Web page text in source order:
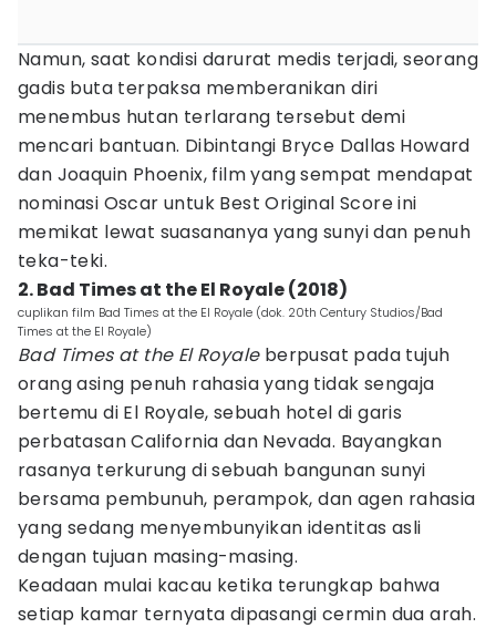
Namun, saat kondisi darurat medis terjadi, seorang
gadis buta terpaksa memberanikan diri
menembus hutan terlarang tersebut demi
mencari bantuan. Dibintangi Bryce Dallas Howard
dan Joaquin Phoenix, film yang sempat mendapat
nominasi Oscar untuk Best Original Score ini
memikat lewat suasananya yang sunyi dan penuh
teka-teki.
2. Bad Times at the El Royale (2018)
cuplikan film Bad Times at the El Royale (dok. 20th Century Studios/Bad
Times at the El Royale)
Bad Times at the El Royaleberpusat pada tujuh
orang asing penuh rahasia yang tidak sengaja
bertemu di El Royale, sebuah hotel di garis
perbatasan California dan Nevada. Bayangkan
rasanya terkurung di sebuah bangunan sunyi
bersama pembunuh, perampok, dan agen rahasia
yang sedang menyembunyikan identitas asli
dengan tujuan masing-masing.
Keadaan mulai kacau ketika terungkap bahwa
setiap kamar ternyata dipasangi cermin dua arah.